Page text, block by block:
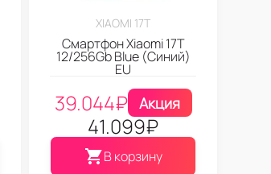
XIAOMI 17T
Смартфон Xiaomi 17T
12/256Gb Blue (Синий)
EU
39.044₽ Акция
41.099₽
В корзину